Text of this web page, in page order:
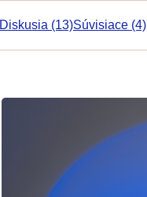
Súvisiace (4)
Diskusia (13)